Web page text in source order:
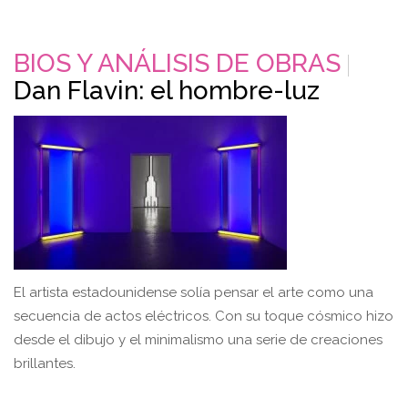
BIOS Y ANÁLISIS DE OBRAS
Dan Flavin: el hombre-luz
El artista estadounidense solía pensar el arte como una
secuencia de actos eléctricos. Con su toque cósmico hizo
desde el dibujo y el minimalismo una serie de creaciones
brillantes.